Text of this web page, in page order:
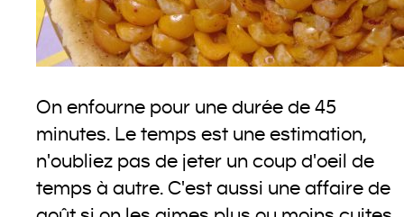
On enfourne pour une durée de 45
minutes. Le temps est une estimation,
n'oubliez pas de jeter un coup d'oeil de
temps à autre. C'est aussi une affaire de